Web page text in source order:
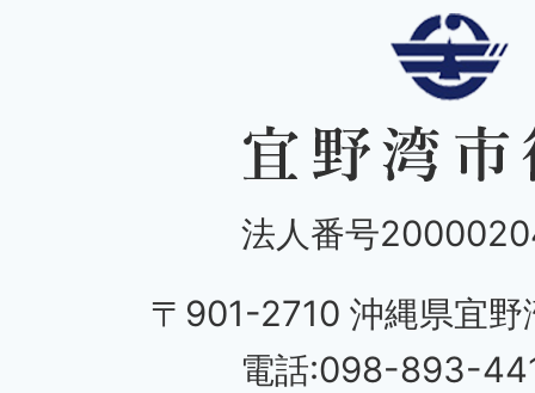
法人番号
〒901-2710 沖縄県宜野
電話:098-893-